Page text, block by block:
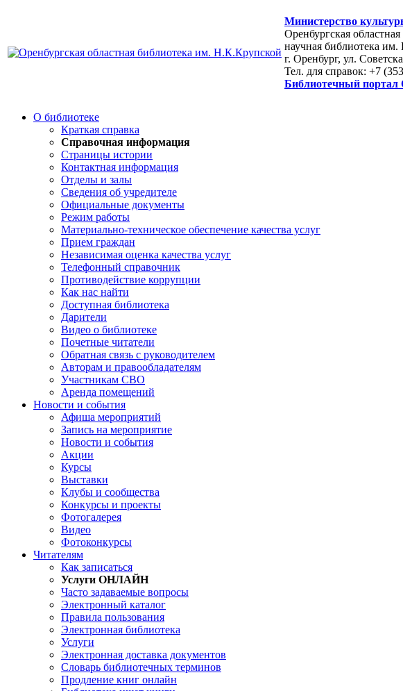
Министерство
Оренбургская
научная библиотека
г. Оренбург, ул.
Тел. для справок: +7
Библиотечный портал
О библиотеке
Краткая справка
Справочная информация
Страницы истории
Контактная информация
Отделы и залы
Сведения об учредителе
Официальные документы
Режим работы
Материально-техническое обеспечение качества услуг
Прием граждан
Независимая оценка качества услуг
Телефонный справочник
Противодействие коррупции
Как нас найти
Доступная библиотека
Дарители
Видео о библиотеке
Почетные читатели
Обратная связь с руководителем
Авторам и правообладателям
Участникам СВО
Аренда помещений
Новости и события
Афиша мероприятий
Запись на мероприятие
Новости и события
Акции
Курсы
Выставки
Клубы и сообщества
Конкурсы и проекты
Фотогалерея
Видео
Фотоконкурсы
Читателям
Как записаться
Услуги ОНЛАЙН
Часто задаваемые вопросы
Электронный каталог
Правила пользования
Электронная библиотека
Услуги
Электронная доставка документов
Словарь библиотечных терминов
Продление книг онлайн